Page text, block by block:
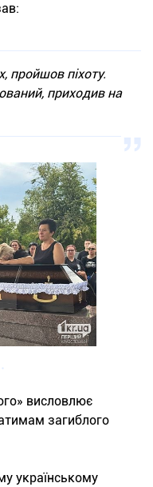
пройшов піхоту.
приходив на
висловлює
загиблого
українському